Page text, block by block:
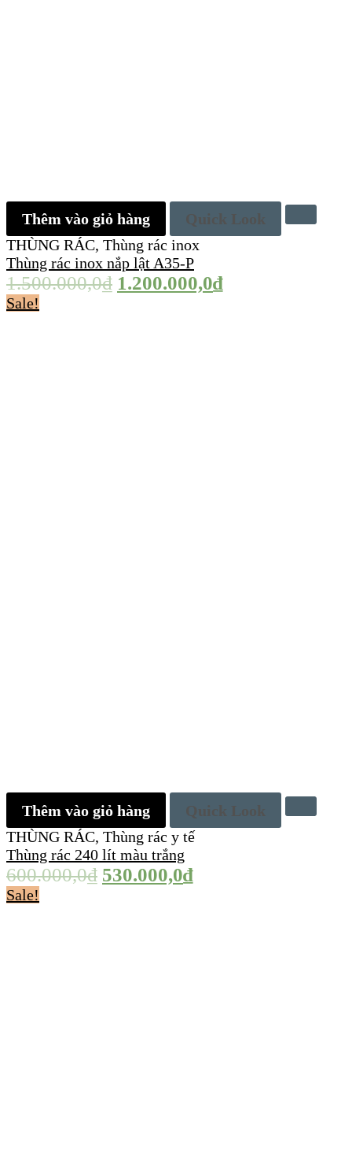
Thêm vào giỏ hàng
Quick Look
THÙNG RÁC, Thùng rác inox
Thùng rác inox nắp lật A35-P
1.500.000,0₫ 1.200.000,0₫
Sale!
Thêm vào giỏ hàng
Quick Look
THÙNG RÁC, Thùng rác y tế
Thùng rác 240 lít màu trắng
600.000,0₫ 530.000,0₫
Sale!